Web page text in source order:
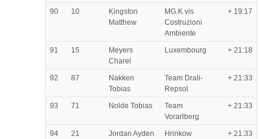
90 10
Kingston
Matthew
MG.K vis
Costruzioni
Ambiente
+ 19:17
91 15
Meyers
Charel
Luxembourg + 21:18
92 87
Nakken
Tobias
Team Drali-
Repsol
+ 21:33
93 71 Nolde Tobias
Team
Vorarlberg
+ 21:33
94 21 Jordan Ayden
Hrinkow
+ 21:33